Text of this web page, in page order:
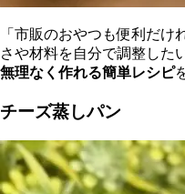
「市販のおやつも便利だ
さや材料を自分で調整した
無理なく作れる簡単レシピ
チーズ蒸しパン